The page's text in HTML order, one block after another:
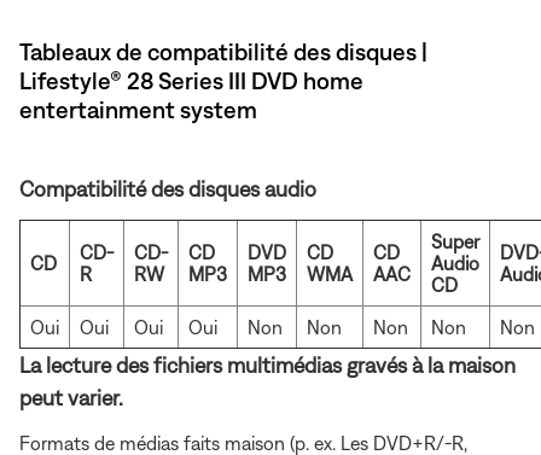
Tableaux de compatibilité des disques |
Lifestyle® 28 Series III DVD home
entertainment system
Compatibilité des disques audio
CD
CD-
R
CD-
RW
CD
MP3
DVD
MP3
CD
WMA
CD
AAC
Super
Audio
CD
Oui Oui Oui Oui Non Non Non Non Non
La lecture des fichiers multimédias gravés à la maison
peut varier.
Formats de médias faits maison (p. ex. Les DVD+R/-R,